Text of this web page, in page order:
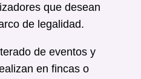
que desean
de legalidad.
de eventos y
en fincas o